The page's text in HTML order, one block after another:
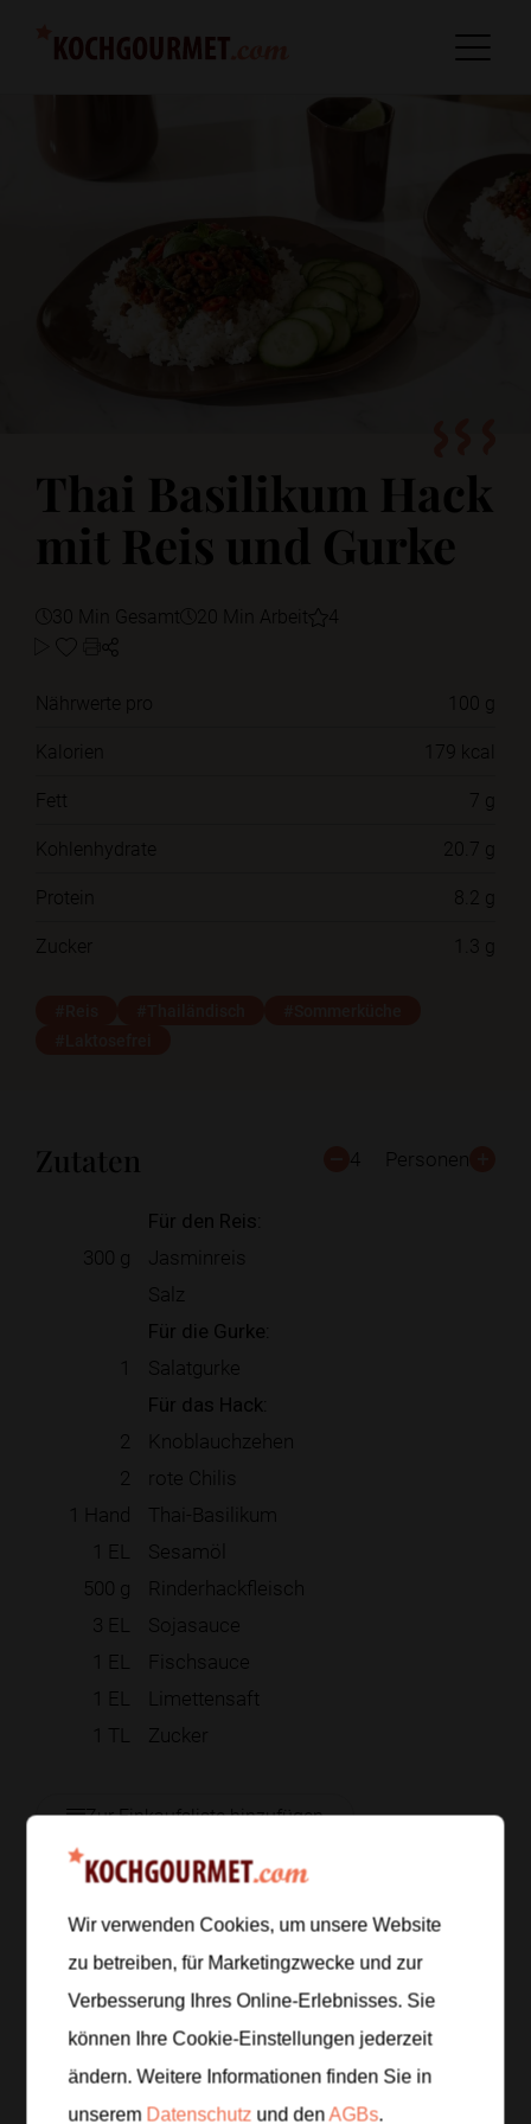
Thai Basilikum Hack
mit Reis und Gurke
30 Min Gesamt 20 Min Arbeit 4
Nährwerte pro
100 g
Kalorien
179 kcal
Fett
7 g
Kohlenhydrate
20.7 g
Protein
8.2 g
Zucker
1.3 g
Zutaten 4 Personen
Für den Reis:
300 g
Jasminreis
Salz
Für die Gurke:
1 Salatgurke
Für das Hack:
2
Knoblauchzehen
2
rote Chilis
1 Hand
Thai-Basilikum
1 EL
Sesamöl
500 g
Rinderhackfleisch
3 EL
Sojasauce
1 EL
Fischsauce
1 EL
Limettensaft
1 TL Zucker
Zur Einkaufsliste hinzufügen
Zubereitung
Schritt 1/6
Koche den Jasminreis nach Packungsangabe in
leicht gesalzenem Wasser. Lass ihn anschließend
Wir verwenden Cookies, um unsere Website
zu betreiben, für Marketingzwecke und zur
Verbesserung Ihres Online-Erlebnisses. Sie
können Ihre Cookie-Einstellungen jederzeit
ändern. Weitere Informationen finden Sie in
unserem Datenschutz und denAGBs.